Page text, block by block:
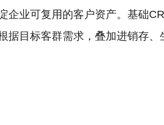
业可复用的客户资产。基础
目标客群需求，叠加进销存